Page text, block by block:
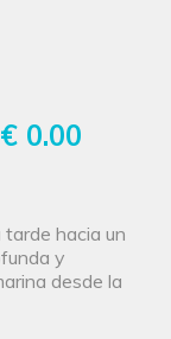
€ 0.00
hacia un
y
desde la